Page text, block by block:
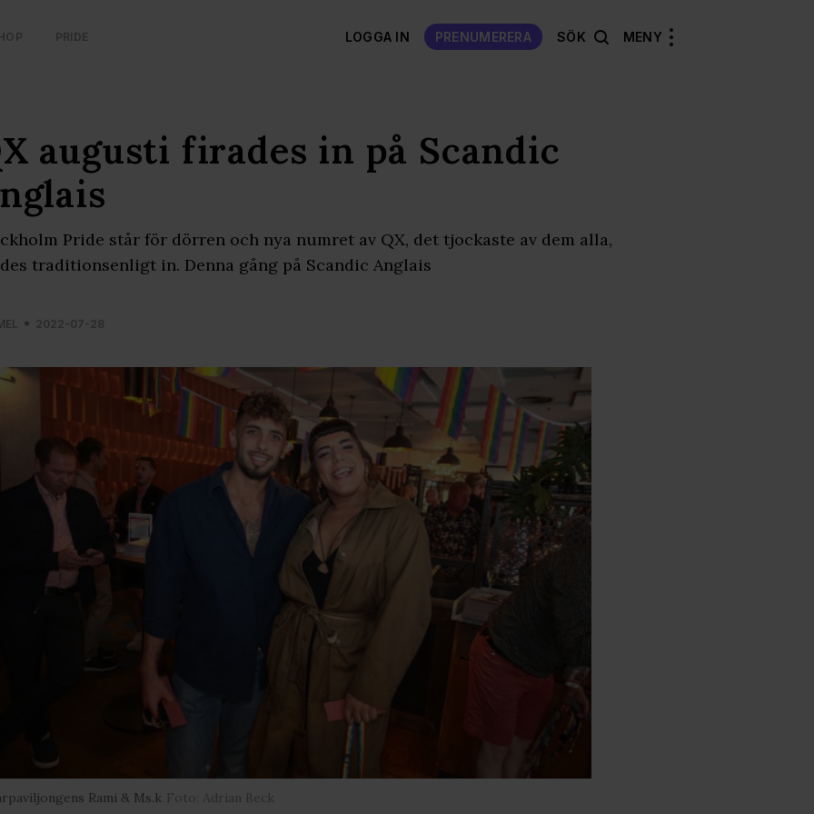
PRIDE LOGGA IN PRENUMERERA SÖK MENY
augusti firades in på Scandic
Pride står för dörren och nya numret av QX, det tjockaste av dem alla,
traditionsenligt in. Denna gång på Scandic Anglais
2022-07-28
Rami & Ms.k Foto: Adrian Beck